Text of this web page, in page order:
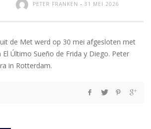
PETER FRANKEN - 31 MEI 2026
de Met werd op 30 mei afgesloten met
Último Sueño de Frida y Diego. Peter
in Rotterdam.